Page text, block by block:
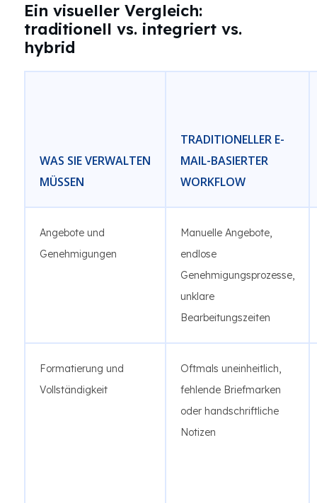
Ein visueller Vergleich:
traditionell vs. integriert vs.
hybrid
WAS SIE VERWALTEN
MÜSSEN
TRADITIONELLER E-
MAIL-BASIERTER
WORKFLOW
Angebote und
Genehmigungen
Manuelle Angebote,
endlose
Genehmigungsprozesse,
unklare
Bearbeitungszeiten
Formatierung und
Vollständigkeit
Oftmals uneinheitlich,
fehlende Briefmarken
oder handschriftliche
Notizen